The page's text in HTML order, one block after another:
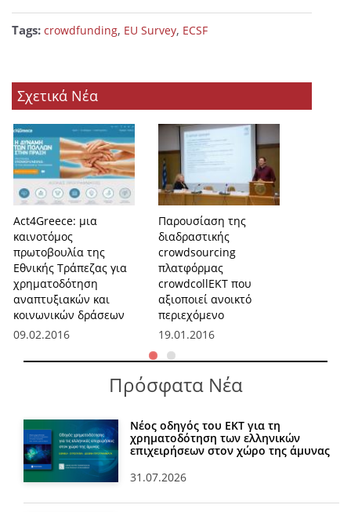
Tags: crowdfunding, EU Survey, ECSF
Σχετικά Νέα
Act4Greece: μια
καινοτόμος
πρωτοβουλία της
Εθνικής Τράπεζας για
χρηματοδότηση
αναπτυξιακών και
κοινωνικών δράσεων
09.02.2016
Παρουσίαση της
διαδραστικής
crowdsourcing
πλατφόρμας
crowdcollEKT που
αξιοποιεί ανοικτό
περιεχόμενο
19.01.2016
Πρόσφατα Νέα
Νέος οδηγός του ΕΚΤ για τη
χρηματοδότηση των ελληνικών
επιχειρήσεων στον χώρο της άμυνας
31.07.2026